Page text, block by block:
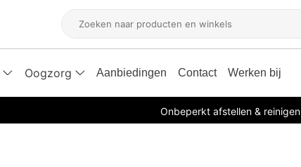
Zoeken
Oogzorg Aanbiedingen Contact Werken bij
Onbeperkt afstellen & reinigen